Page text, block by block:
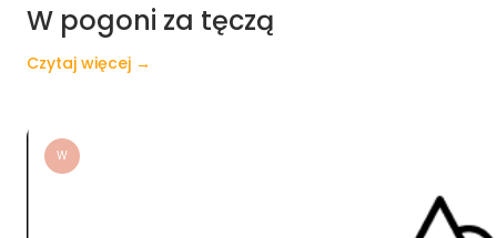
W pogoni za tęczą
Czytaj więcej →
W